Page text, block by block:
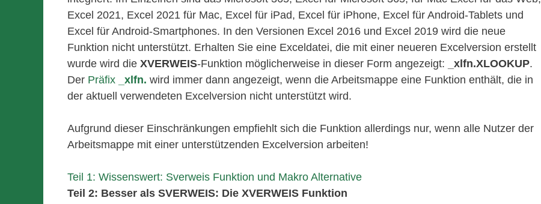
Excel 2021, Excel 2021 für Mac, Excel für iPad, Excel für iPhone, Excel für Android-Tablets und
Excel für Android-Smartphones. In den Versionen Excel 2016 und Excel 2019 wird die neue
Funktion nicht unterstützt. Erhalten Sie eine Exceldatei, die mit einer neueren Excelversion erstellt
wurde wird die XVERWEIS-Funktion möglicherweise in dieser Form angezeigt: _xlfn.XLOOKUP.
Der Präfix _xlfn. wird immer dann angezeigt, wenn die Arbeitsmappe eine Funktion enthält, die in
der aktuell verwendeten Excelversion nicht unterstützt wird.
Aufgrund dieser Einschränkungen empfiehlt sich die Funktion allerdings nur, wenn alle Nutzer der
Arbeitsmappe mit einer unterstützenden Excelversion arbeiten!
Teil 1: Wissenswert: Sverweis Funktion und Makro Alternative
Teil 2: Besser als SVERWEIS: Die XVERWEIS Funktion